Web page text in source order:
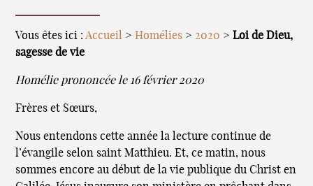
Vous êtes ici :Accueil > Homélies > 2020 >Loi de Dieu,
sagesse de vie
Homélie prononcée le 16 février 2020
Frères et Sœurs,
Nous entendons cette année la lecture continue de
l’évangile selon saint Matthieu. Et, ce matin, nous
sommes encore au début de la vie publique du Christ en